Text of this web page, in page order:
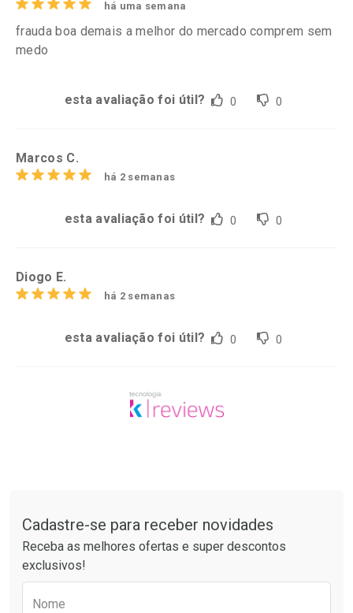
há uma semana
frauda boa demais a melhor do mercado comprem sem
medo
esta avaliação foi útil? 0 0
Marcos C.
há 2 semanas
esta avaliação foi útil? 0 0
Diogo E.
há 2 semanas
esta avaliação foi útil? 0 0
Cadastre-se para receber novidades
Receba as melhores ofertas e super descontos
exclusivos!
Nome